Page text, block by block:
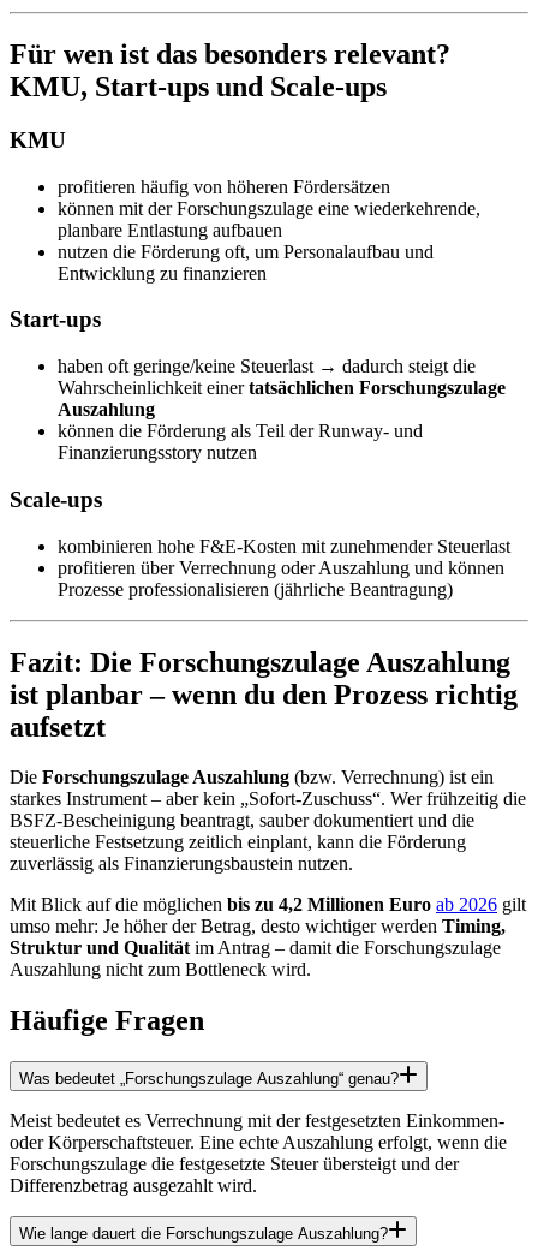
Für wen ist das besonders relevant?
KMU, Start-ups und Scale-ups
KMU
profitieren häufig von höheren Fördersätzen
können mit der Forschungszulage eine wiederkehrende,
planbare Entlastung aufbauen
nutzen die Förderung oft, um Personalaufbau und
Entwicklung zu finanzieren
Start-ups
haben oft geringe/keine Steuerlast → dadurch steigt die
Wahrscheinlichkeit einertatsächlichen Forschungszulage
Auszahlung
können die Förderung als Teil der Runway- und
Finanzierungsstory nutzen
Scale-ups
kombinieren hohe F&E-Kosten mit zunehmender Steuerlast
profitieren über Verrechnung oder Auszahlung und können
Prozesse professionalisieren (jährliche Beantragung)
Fazit: Die Forschungszulage Auszahlung
ist planbar – wenn du den Prozess richtig
aufsetzt
Die Forschungszulage Auszahlung (bzw. Verrechnung) ist ein
starkes Instrument – aber kein „Sofort-Zuschuss“. Wer frühzeitig die
BSFZ-Bescheinigung beantragt, sauber dokumentiert und die
steuerliche Festsetzung zeitlich einplant, kann die Förderung
zuverlässig als Finanzierungsbaustein nutzen.
Mit Blick auf die möglichen bis zu 4,2 Millionen Euro ab 2026 gilt
umso mehr: Je höher der Betrag, desto wichtiger werden Timing,
Struktur und Qualitätim Antrag – damit die Forschungszulage
Auszahlung nicht zum Bottleneck wird.
Häufige Fragen
Was bedeutet „Forschungszulage Auszahlung“ genau?
Meist bedeutet es Verrechnung mit der festgesetzten Einkommen-
oder Körperschaftsteuer. Eine echte Auszahlung erfolgt, wenn die
Forschungszulage die festgesetzte Steuer übersteigt und der
Differenzbetrag ausgezahlt wird.
Wie lange dauert die Forschungszulage Auszahlung?